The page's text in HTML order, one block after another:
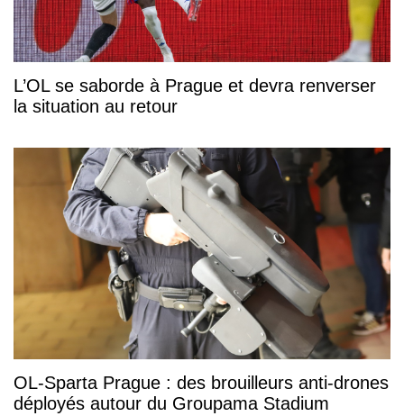
L’OL se saborde à Prague et devra renverser
la situation au retour
OL-Sparta Prague : des brouilleurs anti-drones
déployés autour du Groupama Stadium